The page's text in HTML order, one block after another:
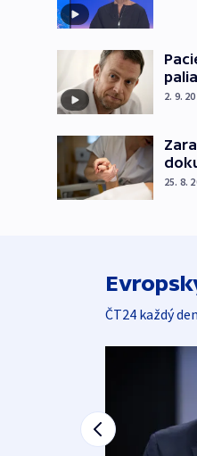
2. 9.
25. 8.
ČT24 každý